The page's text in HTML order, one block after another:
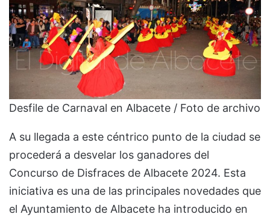
Desfile de Carnaval en Albacete / Foto de archivo
A su llegada a este céntrico punto de la ciudad se
procederá a desvelar los ganadores del
Concurso de Disfraces de Albacete 2024. Esta
iniciativa es una de las principales novedades que
el Ayuntamiento de Albacete ha introducido en